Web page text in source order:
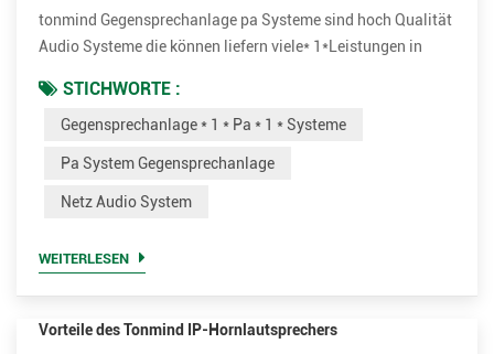
tonmind Gegensprechanlage pa Systeme sind hoch Qualität
Audio Systeme die können liefern viele* 1*Leistungen in
Einzelhandel Geschäfte, Öffentlichkeit*1 *Gebäude. machen
live oder geplant Ankündigungen in verschiedenen Zonen
verschiedene Audio Quellen können abgespielt werden bis
Beispiel, ...
STICHWORTE :
Gegensprechanlage * 1 * Pa * 1 * Systeme
Pa System Gegensprechanlage
Netz Audio System
WEITERLESEN
Vorteile des Tonmind IP-Hornlautsprechers